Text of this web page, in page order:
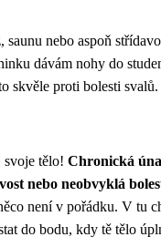
saunu nebo aspoň
dávám nohy do
skvěle proti bolesti
svoje tělo! Chronická
nebo neobvyklá
není v pořádku. V tu
do bodu, kdy tě tělo